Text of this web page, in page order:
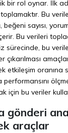
bir rol oynar. İlk
Bu
beğeni sayısı,
Bu verileri
sürecinde, bu
çıkarılması
etkileşim oranına
için bu veriler
gönderi
araçlar